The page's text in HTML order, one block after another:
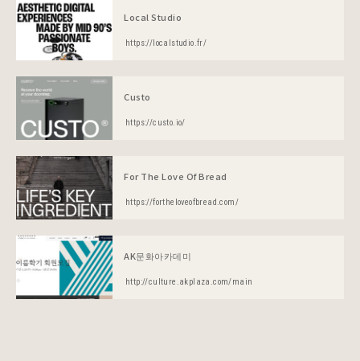
Local Studio
https://localstudio.fr/
Custo
https://custo.io/
For The Love Of Bread
https://fortheloveofbread.com/
AK문화아카데미
http://culture.akplaza.com/main